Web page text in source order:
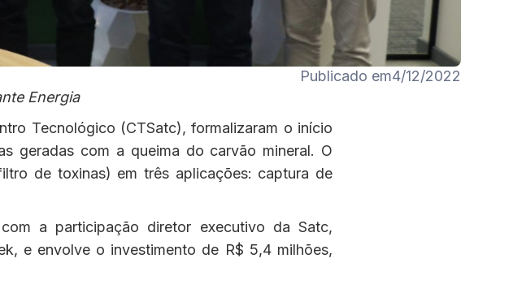
Publicado em4/12/2022
Energia
Tecnológico (CTSatc), formalizaram o início
geradas com a queima do carvão mineral. O
de toxinas) em três aplicações: captura de
a participação diretor executivo da Satc,
e envolve o investimento de R$ 5,4 milhões,